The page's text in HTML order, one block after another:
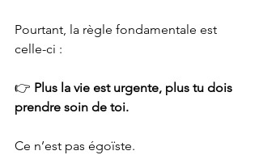
Pourtant, la règle fondamentale est
celle-ci :
👉 Plus la vie est urgente, plus tu dois
prendre soin de toi.
Ce n’est pas égoïste.